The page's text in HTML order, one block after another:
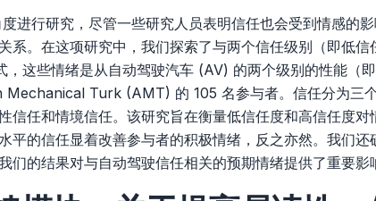
进行研究，尽管一些研究人员表明信任也会受到情感的影
系。在这项研究中，我们探索了与两个信任级别（即低信
这些情绪是从自动驾驶汽车 (AV) 的两个级别的性能（
Mechanical Turk (AMT) 的 105 名参与者。信任分为三
信任和情境信任。该研究旨在衡量低信任度和高信任度对
平的信任显着改善参与者的积极情绪，反之亦然。我们还
们的结果对与自动驾驶信任相关的预期情绪提供了重要影